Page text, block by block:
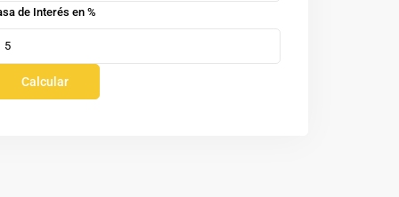
de Interés en %
Calcular